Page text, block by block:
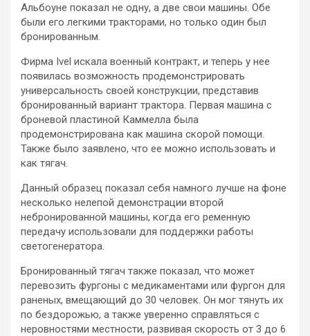
Альбоуне показал не одну, а две свои машины. Обе
были его легкими тракторами, но только один был
бронированным.
Фирма Ivel искала военный контракт, и теперь у нее
появилась возможность продемонстрировать
универсальность своей конструкции, представив
бронированный вариант трактора. Первая машина с
броневой пластиной Каммелла была
продемонстрирована как машина скорой помощи.
Также было заявлено, что ее можно использовать и
как тягач.
Данный образец показал себя намного лучше на фоне
несколько нелепой демонстрации второй
небронированной машины, когда его ременную
передачу использовали для поддержки работы
светогенератора.
Бронированный тягач также показал, что может
перевозить фургоны с медикаментами или фургон для
раненых, вмещающий до 30 человек. Он мог тянуть их
по бездорожью, а также уверенно справляться с
неровностями местности, развивая скорость от 3 до 6